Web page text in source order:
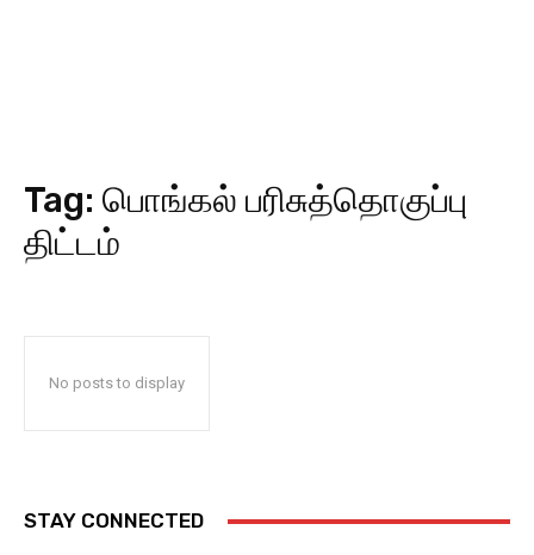
Tag: பொங்கல் பரிசுத்தொகுப்பு
திட்டம்
No posts to display
STAY CONNECTED